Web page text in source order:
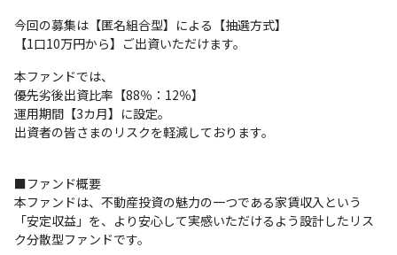
今回の募集は【匿名組合型】による【抽選方式】
【1口10万円から】ご出資いただけます。
本ファンドでは、
優先劣後出資比率【88％：12％】
運用期間【3カ月】に設定。
出資者の皆さまのリスクを軽減しております。
■ファンド概要
本ファンドは、不動産投資の魅力の一つである家賃収入という
「安定収益」を、より安心して実感いただけるよう設計したリス
ク分散型ファンドです。